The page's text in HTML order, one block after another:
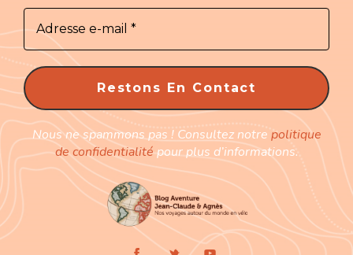
Nous ne spammons pas ! Consultez notrepolitique
de confidentialitépour plus d’informations.